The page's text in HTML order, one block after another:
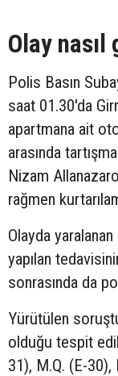
Olay
Polis Basın
saat 01.30'da
apartmana ait
arasında
Nizam
rağmen
Olayda
yapılan
sonrasında da
Yürütülen
olduğu tespit
31), M.Q. (E-30),